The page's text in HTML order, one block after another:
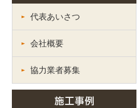
代表あいさつ
会社概要
協力業者募集